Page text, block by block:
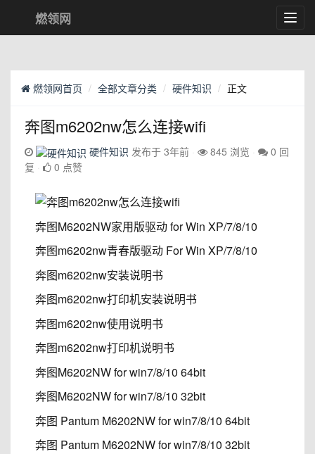
燃领网
燃领网首页 全部文章分类 硬件知识 正文
奔图m6202nw怎么连接wifi
硬件知识 发布于 3年前 845 浏览
0 回
复
0 点赞
奔图M6202NW家用版驱动 for Win XP/7/8/10
奔图m6202nw青春版驱动 For Win XP/7/8/10
奔图m6202nw安装说明书
奔图m6202nw打印机安装说明书
奔图m6202nw使用说明书
奔图m6202nw打印机说明书
奔图M6202NW for win7/8/10 64bit
奔图M6202NW for win7/8/10 32bit
奔图 Pantum M6202NW for win7/8/10 64bit
奔图 Pantum M6202NW for win7/8/10 32bit